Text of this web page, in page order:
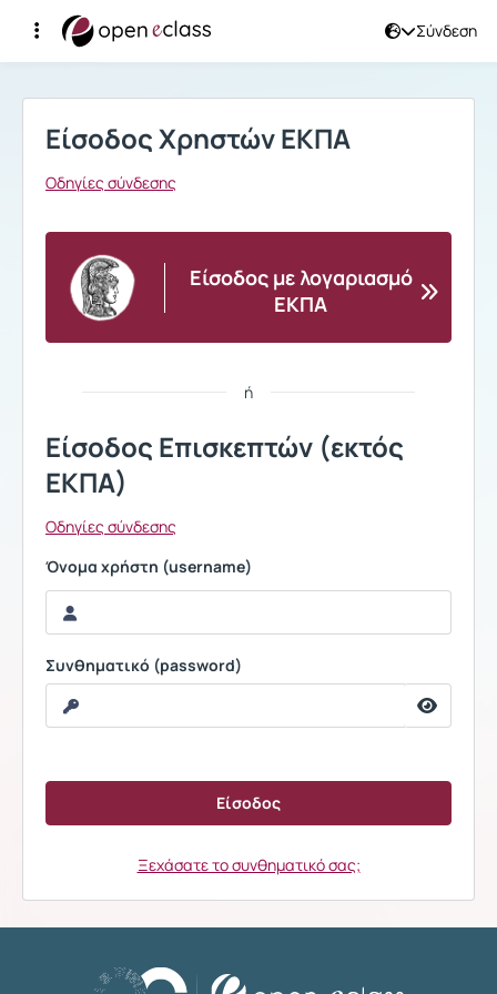
Σύνδεση
Σύνδεση
Είσοδος Χρηστών ΕΚΠΑ
Οδηγίες σύνδεσης
Είσοδος με λογαριασμό
ΕΚΠΑ
ή
Είσοδος Επισκεπτών (εκτός
ΕΚΠΑ)
Οδηγίες σύνδεσης
Όνομα χρήστη (username)
Συνθηματικό (password)
Ξεχάσατε το συνθηματικό σας;